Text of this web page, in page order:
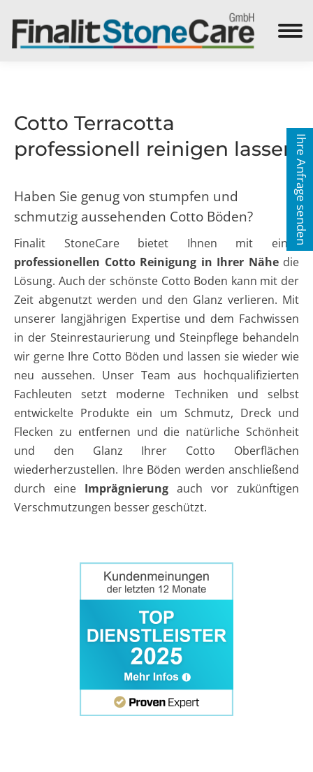
Search:
Cotto Terracotta
professionell reinigen lassen
Haben Sie genug von stumpfen und
schmutzig aussehenden Cotto Böden?
Finalit StoneCare bietet Ihnen mit einer
professionellen Cotto Reinigung in Ihrer Nähedie
Lösung. Auch der schönste Cotto Boden kann mit der
Zeit abgenutzt werden und den Glanz verlieren. Mit
unserer langjährigen Expertise und dem Fachwissen
in der Steinrestaurierung und Steinpflege behandeln
wir gerne Ihre Cotto Böden und lassen sie wieder wie
neu aussehen. Unser Team aus hochqualifizierten
Fachleuten setzt moderne Techniken und selbst
entwickelte Produkte ein um Schmutz, Dreck und
Flecken zu entfernen und die natürliche Schönheit
und den Glanz Ihrer Cotto Oberflächen
wiederherzustellen. Ihre Böden werden anschließend
durch eine Imprägnierung auch vor zukünftigen
Verschmutzungen besser geschützt.
Ihre Anfrage senden